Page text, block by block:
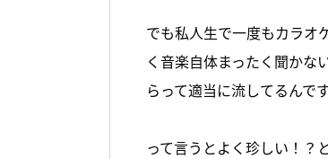
でも私人生で一度もカラオ
く音楽自体まったく聞かな
らって適当に流してるんで
って言うとよく珍しい！？